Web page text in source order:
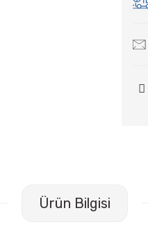
Ürün Bilgisi